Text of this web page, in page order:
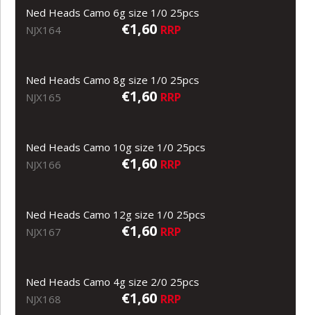
Ned Heads Camo 6g size 1/0 25pcs
NJX164
€1,60 RRP
Ned Heads Camo 8g size 1/0 25pcs
NJX165
€1,60 RRP
Ned Heads Camo 10g size 1/0 25pcs
NJX166
€1,60 RRP
Ned Heads Camo 12g size 1/0 25pcs
NJX167
€1,60 RRP
Ned Heads Camo 4g size 2/0 25pcs
NJX168
€1,60 RRP